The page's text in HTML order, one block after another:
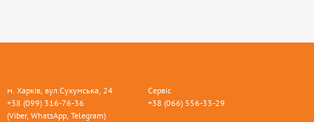
м. Харків, вул.Сухумська, 24
+38 (099) 316-76-36
(Viber, WhatsApp, Telegram)
Сервіс
+38 (066) 556-33-29